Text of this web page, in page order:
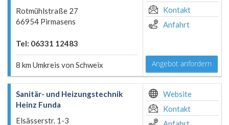
Rotmühlstraße 27
66954 Pirmasens
Tel: 06331 12483
8 km Umkreis von Schweix
Kontakt
Anfahrt
Angebot anfordern
Sanitär- und Heizungstechnik
Heinz Funda
Elsässerstr. 1-3
Website
Kontakt